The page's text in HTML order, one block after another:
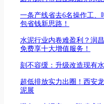
一条产线省去6名操作工
包省钱新思路！
水泥行业内卷难盈利？润
免费享十大增值服务！
刻不容缓：升级改造现有
超低排放实力出圈！西安
泥展